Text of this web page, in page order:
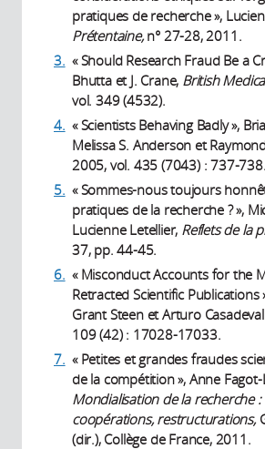
pratiques de recherche »,
Prétentaine,n° 27-28, 2011.
3. « Should Research Fraud Be a
Bhutta et J. Crane, British
vol. 349 (4532).
4. « Scientists Behaving Badly »,
Melissa S. Anderson et
2005, vol. 435 (7043) : 737-738.
5. « Sommes-nous toujours
pratiques de la recherche ? »,
Lucienne Letellier, Reflets de la
37, pp. 44-45.
6. « Misconduct Accounts for the
Retracted Scientific Publications
Grant Steen et Arturo
109 (42) : 17028-17033.
7. « Petites et grandes fraudes
de la compétition », Anne
Mondialisation de la recherche
coopérations, restructurations,
(dir.), Collège de France, 2011.